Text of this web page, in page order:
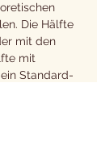
Die Hälfte
mit den
mit
Standard-